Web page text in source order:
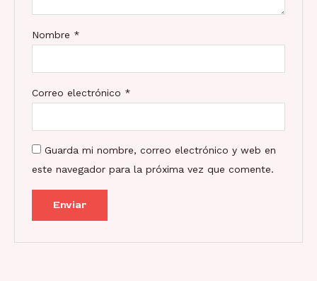
Nombre *
Correo electrónico *
Guarda mi nombre, correo electrónico y web en
este navegador para la próxima vez que comente.